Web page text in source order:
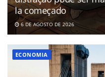
la começado
6 DE AGOSTO DE 2026
ECONOMIA